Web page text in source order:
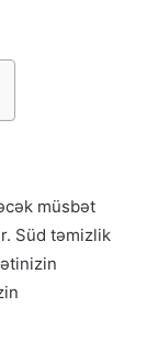
müsbət
Süd təmizlik